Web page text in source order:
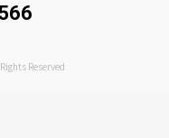
Reserved